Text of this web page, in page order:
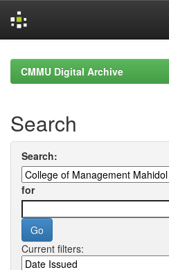
navigationCMMU Digital Archive
Search
Search:
for
Current filters: